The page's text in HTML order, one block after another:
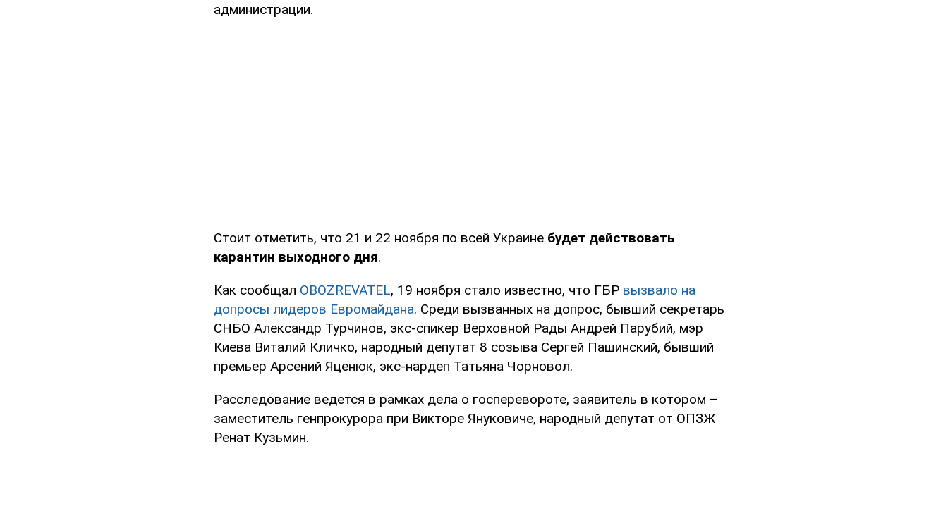
администрации.
Стоит отметить, что 21 и 22 ноября по всей Украине будет действовать
карантин выходного дня.
Как сообщал OBOZREVATEL, 19 ноября стало известно, что ГБР вызвало на
допросы лидеров Евромайдана. Среди вызванных на допрос, бывший секретарь
СНБО Александр Турчинов, экс-спикер Верховной Рады Андрей Парубий, мэр
Киева Виталий Кличко, народный депутат 8 созыва Сергей Пашинский, бывший
премьер Арсений Яценюк, экс-нардеп Татьяна Чорновол.
Расследование ведется в рамках дела о госперевороте, заявитель в котором –
заместитель генпрокурора при Викторе Януковиче, народный депутат от ОПЗЖ
Ренат Кузьмин.